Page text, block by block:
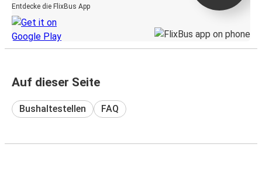
Entdecke die FlixBus App
Auf dieser Seite
Bushaltestellen FAQ